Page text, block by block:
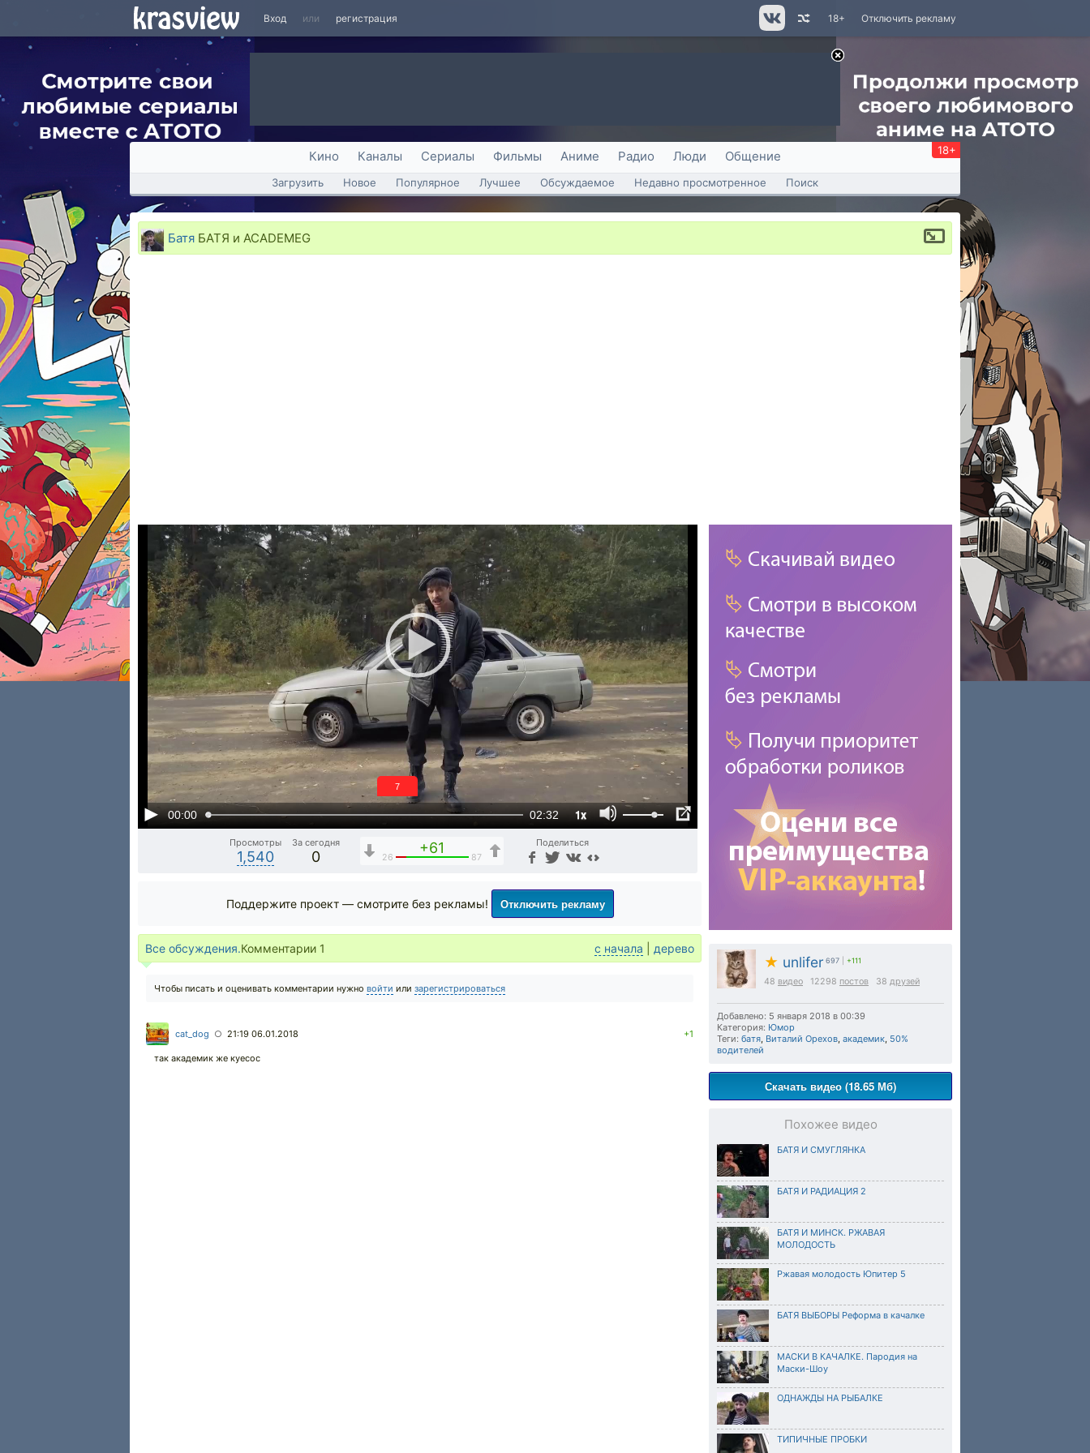
Вход или регистрация Отключить рекламу
18+
Кино Каналы Сериалы Фильмы Аниме Радио Люди Общение 18+
Загрузить Новое Популярное Лучшее Обсуждаемое Недавно просмотренное Поиск
Батя БАТЯ и ACADEMEG
00:00 02:32 1x
6
Просмотры
1,540
За сегодня
0
+61
26 87
Поделиться
★ unlifer 697 +111
48 видео 12298 постов 38 друзей
Добавлено: 5 января 2018 в 00:39
Категория: Юмор
Теги: батя, Виталий Орехов, академик, 50%
водителей
Скачать видео (18.65 Мб)
Похожее видео
БАТЯ И СМУГЛЯНКА
БАТЯ И РАДИАЦИЯ 2
БАТЯ И МИНСК. РЖАВАЯ
МОЛОДОСТЬ
Ржавая молодость Юпитер 5
БАТЯ ВЫБОРЫ Реформа в качалке
МАСКИ В КАЧАЛКЕ. Пародия на
Маски-Шоу
ОДНАЖДЫ НА РЫБАЛКЕ
ТИПИЧНЫЕ ПРОБКИ
Поддержите проект — смотрите без рекламы! Отключить рекламу
Все обсуждения.Комментарии 1 с начала дерево
Чтобы писать и оценивать комментарии нужно войти или зарегистрироваться
cat_dog ○ 21:19 06.01.2018 +1
так академик же куесос